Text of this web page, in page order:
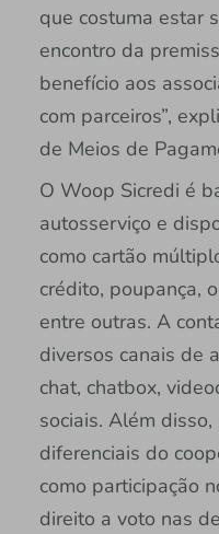
que costuma estar
encontro da
benefício aos
com parceiros”,
de Meios de
O Woop Sicredi é
autosserviço e
como cartão
crédito, poupança,
entre outras. A
diversos canais de
chat, chatbox,
sociais. Além
diferenciais do
como participação
direito a voto nas